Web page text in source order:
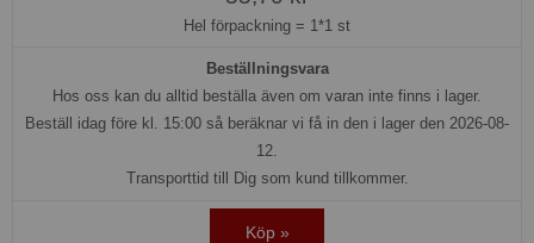
Hel förpackning = 1*1 st
Beställningsvara
Hos oss kan du alltid beställa även om varan inte finns i lager.
Beställ idag före kl. 15:00 så beräknar vi få in den i lager den 2026-08-
12.
Transporttid till Dig som kund tillkommer.
Köp »